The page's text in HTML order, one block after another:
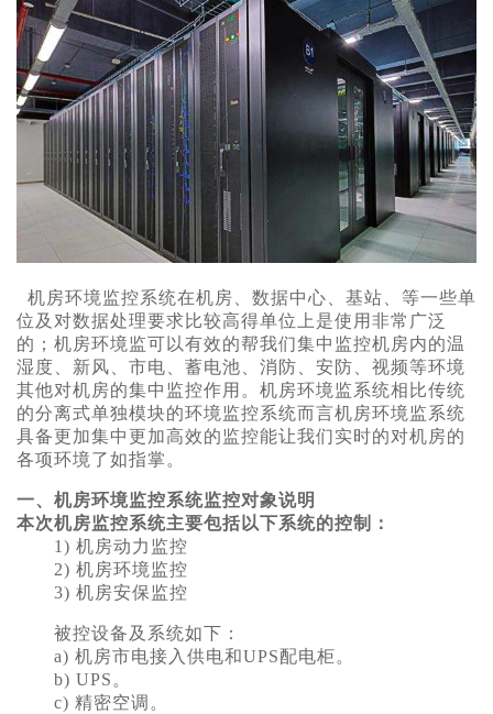
机房环境监控系统在机房、数据中心、基站、等一些单
位及对数据处理要求比较高得单位上是使用非常广泛
的； 机房环境监可以有效的帮我们集中监控机房内的温
湿度、新风、市电、蓄电池、消防、安防、视频等环境
其他对机房的集中监控作用。 机房环境监系统相比传统
的分离式单独模块的环境监控系统而言机房环境监系统
具备更加集中更加高效的监控能让我们实时的对机房的
各项环境了如指掌。
一、 机房环境监控系统监控对象说明
本次机房监控系统主要包括以下系统的控制：
1) 机房动力监控
2) 机房环境监控
3) 机房安保监控
被控设备及系统如下：
a) 机房市电接入供电和UPS配电柜。
b) UPS。
c) 精密空调。